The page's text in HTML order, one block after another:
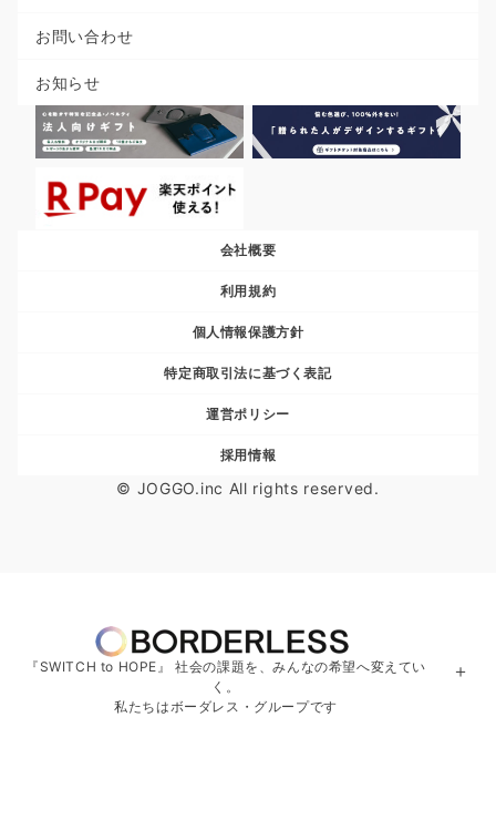
お問い合わせ
お知らせ
会社概要
利用規約
個人情報保護方針
特定商取引法に基づく表記
運営ポリシー
採用情報
© JOGGO.inc All rights reserved.
『SWITCH to HOPE』 社会の課題を、みんなの希望へ変えてい
く。
私たちはボーダレス・グループです
＋